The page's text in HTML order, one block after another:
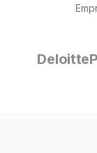
Deloitte